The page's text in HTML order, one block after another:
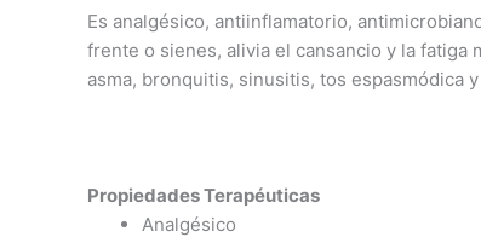
Es analgésico, antiinflamatorio,
frente o sienes, alivia el cansancio y la fatiga
asma, bronquitis, sinusitis, tos espasmódica
Propiedades Terapéuticas
Analgésico